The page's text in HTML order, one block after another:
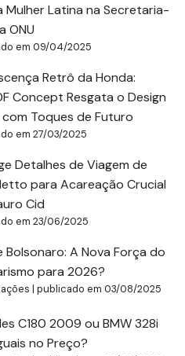
Mulher Latina na Secretaria-
ONU
em 09/04/2025
Retrô da Honda:
Concept Resgata o Design
Toques de Futuro
em 27/03/2025
Detalhes de Viagem de
para Acareação Crucial
Cid
em 23/06/2025
Bolsonaro: A Nova Força do
para 2026?
|publicado em 03/08/2025
C180 2009 ou BMW 328i
no Preço?